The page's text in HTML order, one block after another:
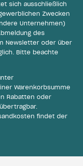
sich ausschließlich
Zwecken
Unternehmen)
des
Newsletter oder über
Bitte beachte
Warenkorbsumme
Rabatten oder
findet der